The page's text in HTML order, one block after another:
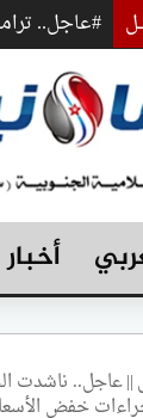
#عاجل..
||عاجل.. ناشدت
خفض